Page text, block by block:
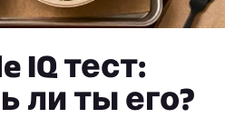
IQ тест:
ли ты его?